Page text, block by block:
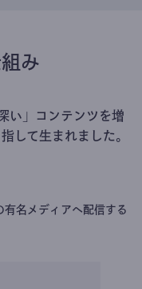
み
い」コンテンツを増
して生まれました。
名メディアへ配信する